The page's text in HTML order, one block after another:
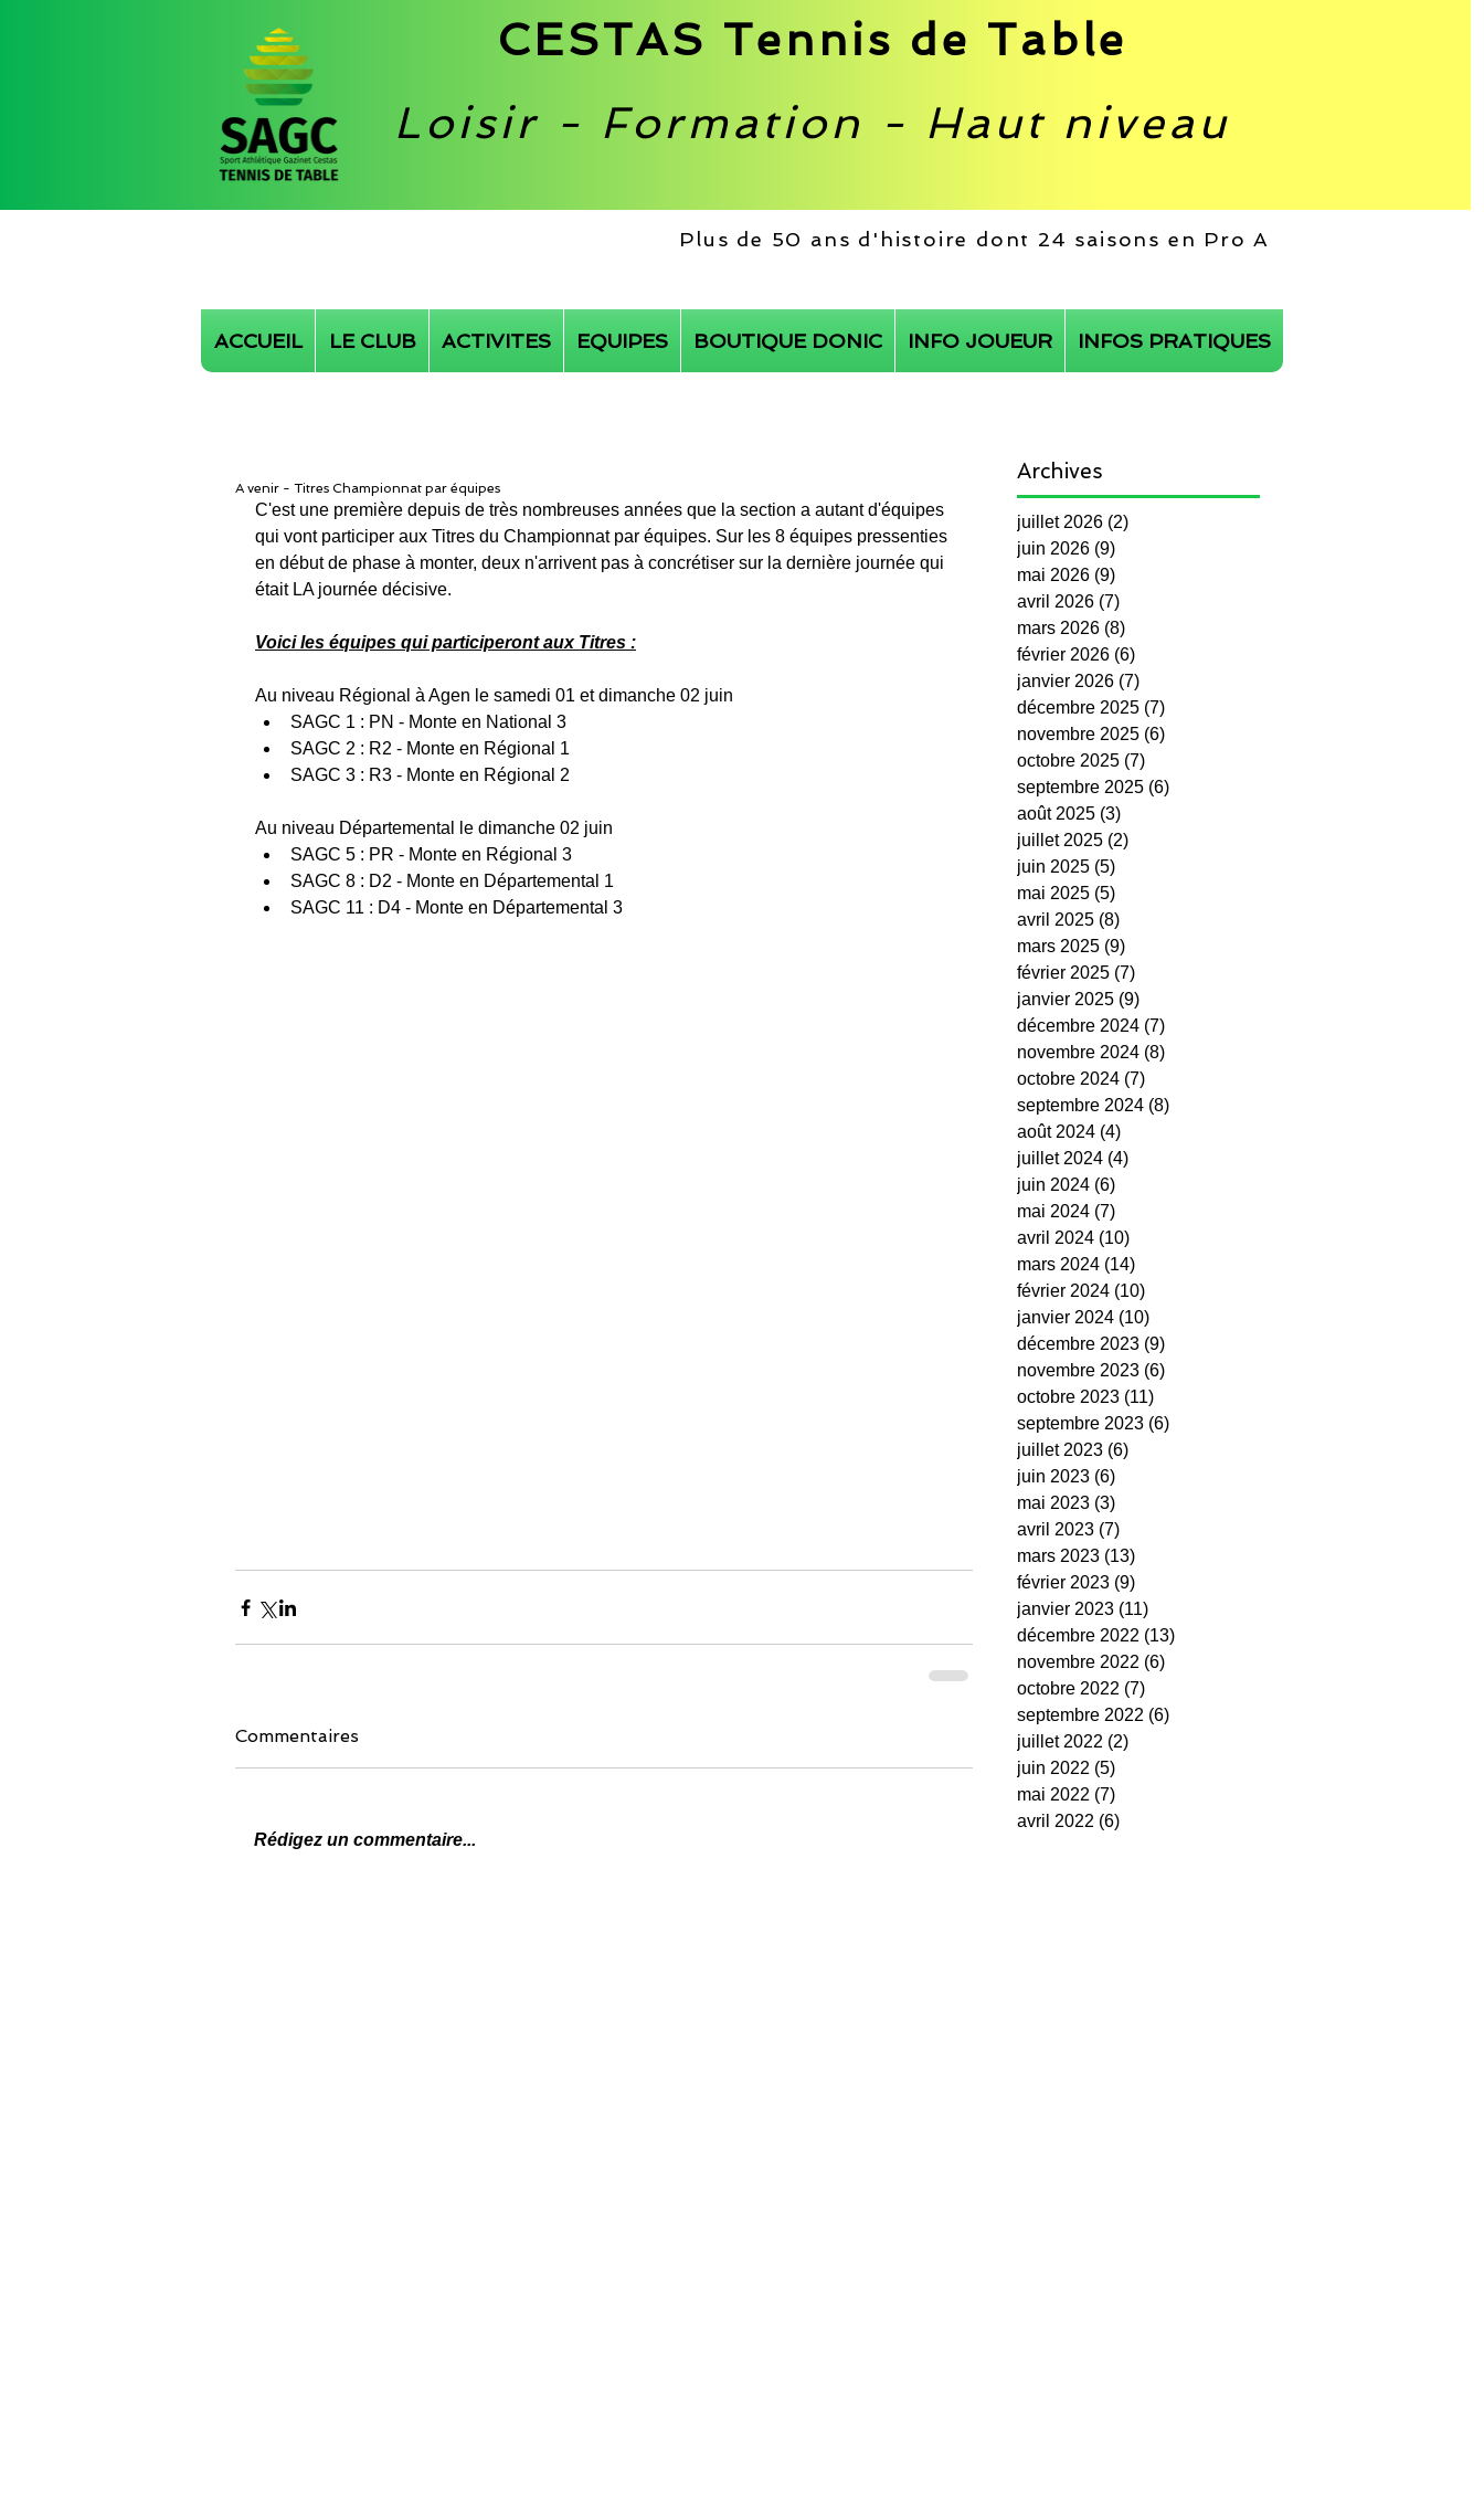
CESTAS Tennis de Table
Loisir - Formation - Haut niveau
Plus de 50 ans d'histoire dont 24 saisons en Pro A
ACCUEIL LE CLUB ACTIVITES EQUIPES BOUTIQUE DONIC INFO JOUEUR INFOS PRATIQUES
A venir - Titres Championnat par équipes
C'est une première depuis de très nombreuses années que la section a autant d'équipes
qui vont participer aux Titres du Championnat par équipes. Sur les 8 équipes pressenties
en début de phase à monter, deux n'arrivent pas à concrétiser sur la dernière journée qui
était LA journée décisive.
Voici les équipes qui participeront aux Titres :
Au niveau Régional à Agen le samedi 01 et dimanche 02 juin
SAGC 1 : PN - Monte en National 3
SAGC 2 : R2 - Monte en Régional 1
SAGC 3 : R3 - Monte en Régional 2
Au niveau Départemental le dimanche 02 juin
SAGC 5 : PR - Monte en Régional 3
SAGC 8 : D2 - Monte en Départemental 1
SAGC 11 : D4 - Monte en Départemental 3
Commentaires
Rédigez un commentaire...
Archives
cestas fit ping tonic
video
juillet 2026 (2)
juin 2026 (9)
mai 2026 (9)
avril 2026 (7)
mars 2026 (8)
février 2026 (6)
janvier 2026 (7)
décembre 2025 (7)
novembre 2025 (6)
octobre 2025 (7)
septembre 2025 (6)
août 2025 (3)
juillet 2025 (2)
juin 2025 (5)
mai 2025 (5)
avril 2025 (8)
mars 2025 (9)
février 2025 (7)
janvier 2025 (9)
décembre 2024 (7)
novembre 2024 (8)
octobre 2024 (7)
septembre 2024 (8)
août 2024 (4)
juillet 2024 (4)
juin 2024 (6)
mai 2024 (7)
avril 2024 (10)
mars 2024 (14)
février 2024 (10)
janvier 2024 (10)
décembre 2023 (9)
novembre 2023 (6)
octobre 2023 (11)
septembre 2023 (6)
juillet 2023 (6)
juin 2023 (6)
mai 2023 (3)
avril 2023 (7)
mars 2023 (13)
février 2023 (9)
janvier 2023 (11)
décembre 2022 (13)
novembre 2022 (6)
octobre 2022 (7)
septembre 2022 (6)
juillet 2022 (2)
juin 2022 (5)
mai 2022 (7)
avril 2022 (6)